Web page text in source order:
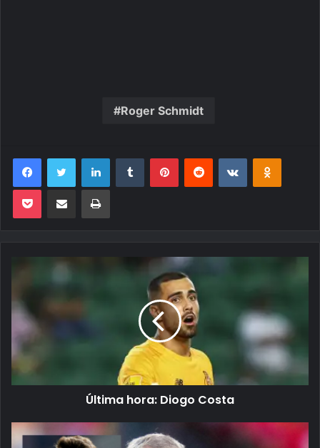
Roger Schmidt
FacebookTwitter LinkedinTumblr PinterestReddit VK OK
Pocket Compartilhar via e-mail Imprimir
Última hora: Diogo Costa